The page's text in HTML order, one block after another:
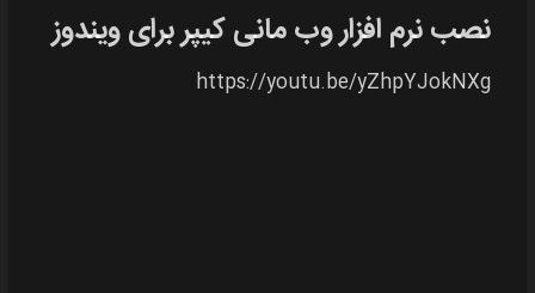
نصب نرم افزار وب مانی کیپر برای ویندوز
https://youtu.be/yZhpYJokNXg